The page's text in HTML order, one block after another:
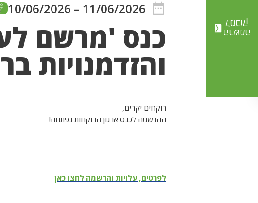
10/06/2026 – 11/06/2026
כנס 'מרשם
והזדמנויות
רוקחים יקרים,
ההרשמה לכנס ארגון הרוקחות נפתחה!
לפרטים, עלויות והרשמה לחצו כאן
הרשמה
למבזק